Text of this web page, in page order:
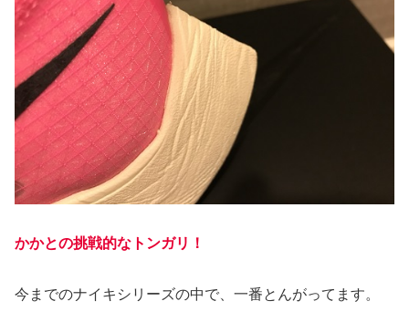
かかとの挑戦的なトンガリ！
今までのナイキシリーズの中で、一番とんがってます。